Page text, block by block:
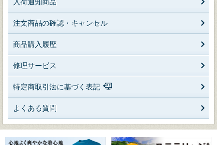
入荷通知商品
注文商品の確認・キャンセル
商品購入履歴
修理サービス
特定商取引法に基づく表記
よくある質問